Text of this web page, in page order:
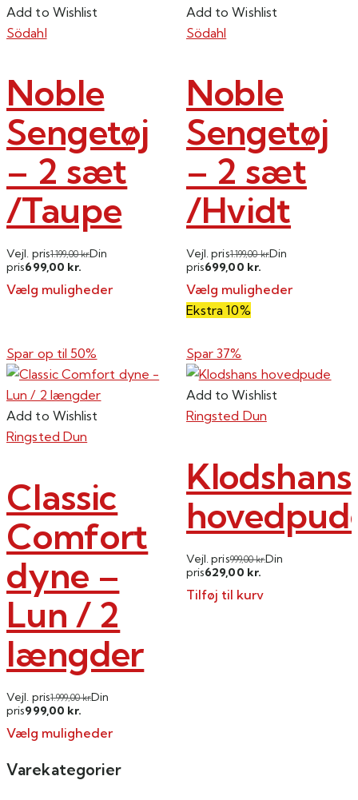
varianter.
Mulighederne
på
varesiden
Add to Wishlist
Södahl
Noble
Sengetøj
– 2 sæt
/Taupe
Vejl. pris1.199,00kr.Din
pris699,00 kr.
Vælg muligheder
har
flere
varianter.
Mulighederne
kan
varesiden
Add to Wishlist
Södahl
Noble
Sengetøj
– 2 sæt
/Hvidt
Vejl. pris1.199,00kr.Din
pris699,00 kr.
Vælg muligheder
Dette
har
flere
varianter.
Mulighederne
på
varesiden
Ekstra 10%
Spar op til 50%
Add to Wishlist
Ringsted Dun
Classic
Comfort
dyne –
Lun / 2
længder
Vejl. pris1.999,00kr.Din
pris999,00 kr.
Vælg muligheder
vare
Spar 37%
Add to Wishlist
Ringsted Dun
Klodshans
Vejl. pris999,00kr.Din
pris629,00 kr.
Tilføj til kurv
Varekategorier